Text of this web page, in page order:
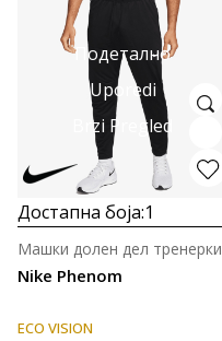
Подетално
Uporedi
Brzi Pregled
Достапна боја:1
Nike Phenom
Машки долен дел тренерки
ECO VISION